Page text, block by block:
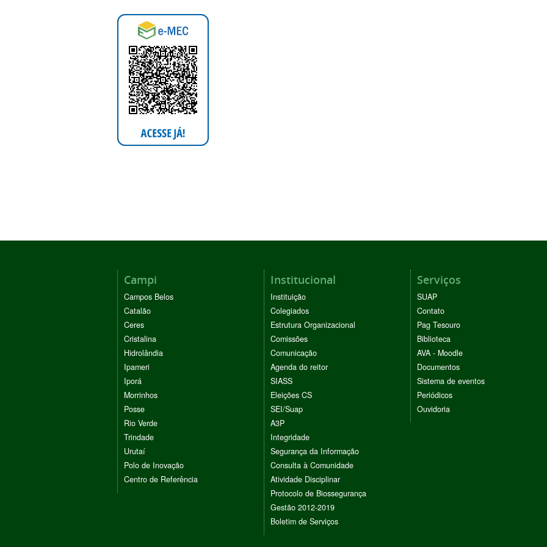
Campi
Campos Belos
Catalão
Ceres
Cristalina
Hidrolândia
Ipameri
Iporá
Morrinhos
Posse
Rio Verde
Trindade
Urutaí
Polo de Inovação
Centro de Referência
Institucional
Instituição
Colegiados
Estrutura Organizacional
Comissões
Comunicação
Agenda do reitor
SIASS
Eleições CS
SEI/Suap
A3P
Integridade
Segurança da Informação
Consulta à Comunidade
Atividade Disciplinar
Protocolo de Biossegurança
Gestão 2012-2019
Boletim de Serviços
Serviços
SUAP
Contato
Pag Tesouro
Biblioteca
AVA - Moodle
Documentos
Sistema de eventos
Periódicos
Ouvidoria